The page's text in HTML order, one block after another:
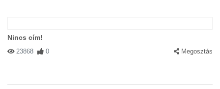
Nincs cím!
23868 0 Megosztás